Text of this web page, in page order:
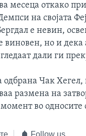
месеца откако
на својата
е невин,
виновен, но и дека
дали ги
одбрана Чак
размена на
во односите